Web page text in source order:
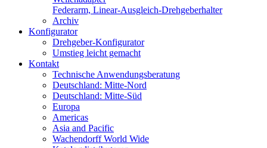
Federarm, Linear-Ausgleich-Drehgeberhalter
Archiv
Konfigurator
Drehgeber-Konfigurator
Umstieg leicht gemacht
Kontakt
Technische Anwendungsberatung
Deutschland: Mitte-Nord
Deutschland: Mitte-Süd
Europa
Americas
Asia and Pacific
Wachendorff World Wide